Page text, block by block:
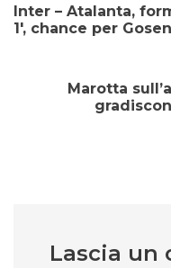
Inter – Atalanta,
1′, chance per
Marotta
Lascia un